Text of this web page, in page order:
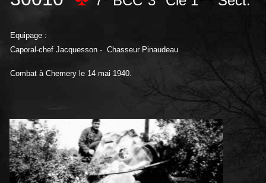
Equipage :
Caporal-chef Jacquesson - Chasseur Pinaudeau
Combat à Chemery le 14 mai 1940.